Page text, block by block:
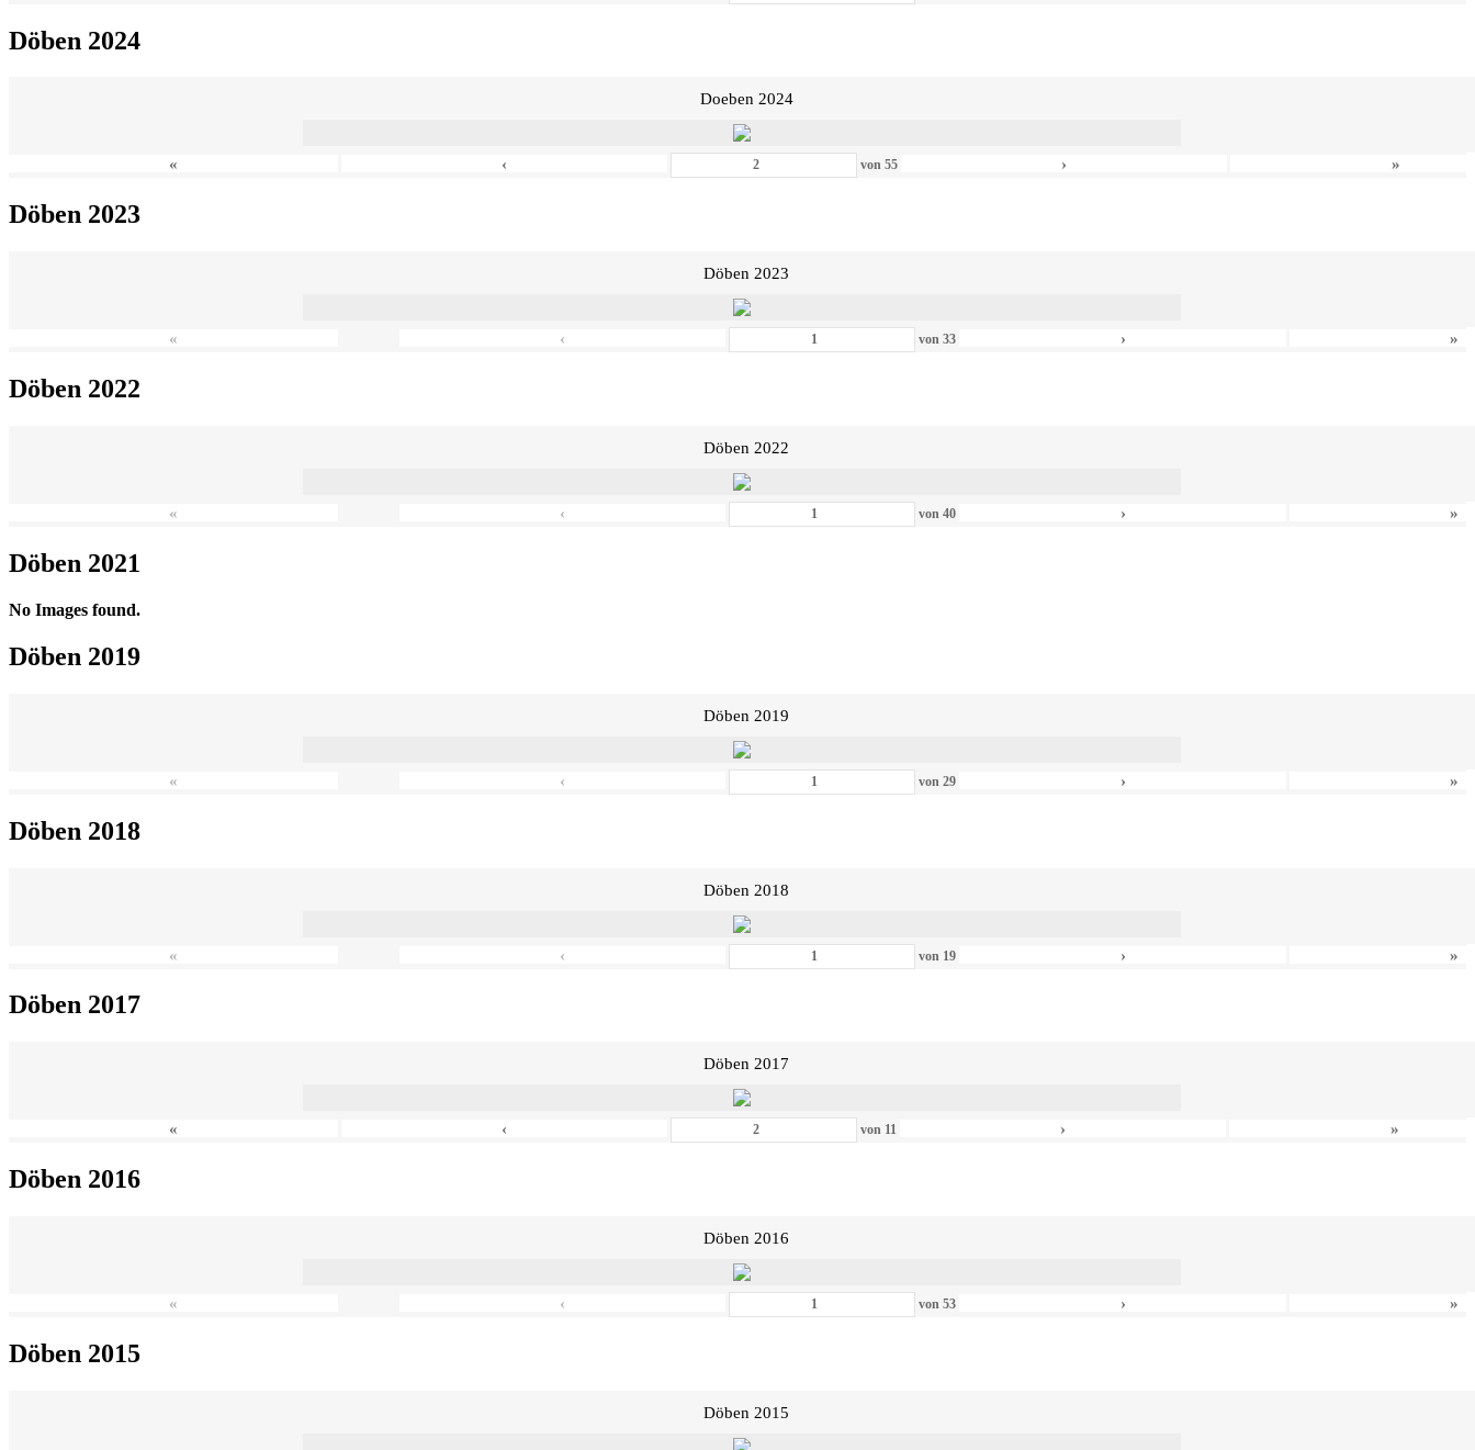
Döben 2024
Doeben 2024
« ‹ von55 › »
Döben 2023
Döben 2023
« ‹ von33 › »
Döben 2022
Döben 2022
« ‹ von40 › »
Döben 2021
No Images found.
Döben 2019
Döben 2019
« ‹ von29 › »
Döben 2018
Döben 2018
« ‹ von 19 › »
Döben 2017
Döben 2017
« ‹ von 11 › »
Döben 2016
Döben 2016
« ‹ von53 › »
Döben 2015
Döben 2015